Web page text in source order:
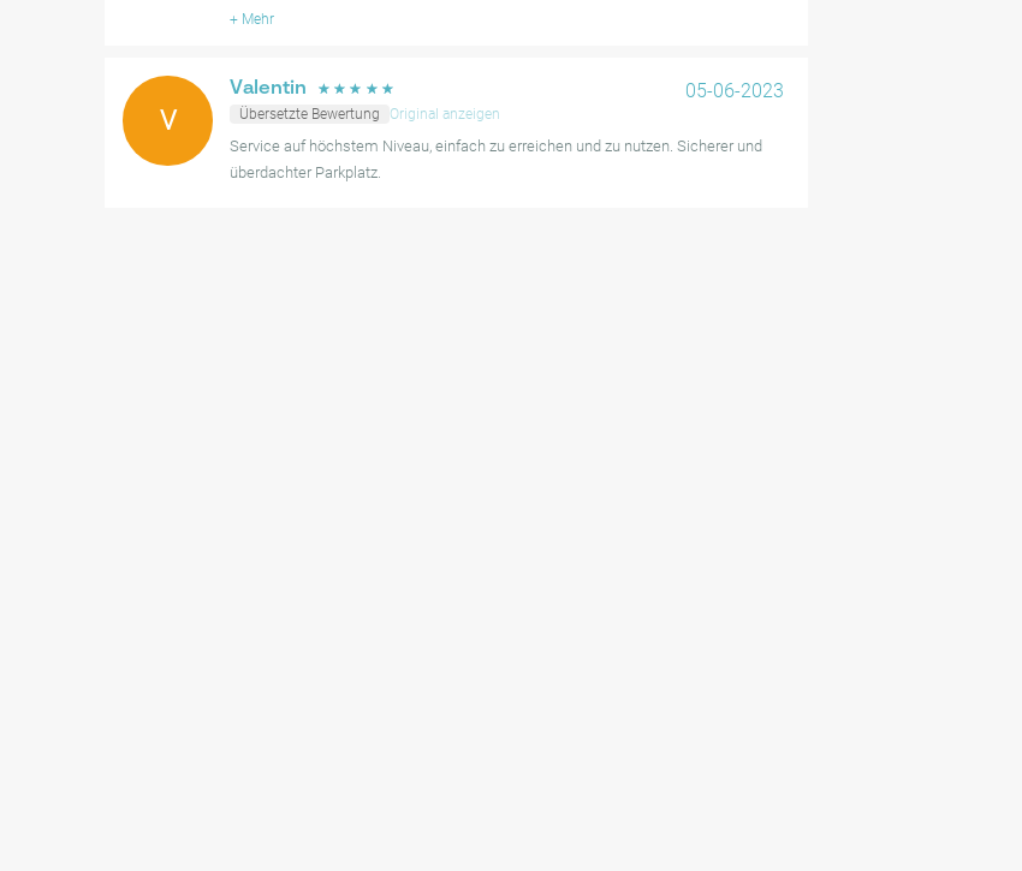
+ Mehr
V
Valentin ☆ ☆ ☆ ☆ ☆
Übersetzte Bewertung
Original anzeigen
Service auf höchstem Niveau, einfach zu erreichen und zu nutzen. Sicherer und
überdachter Parkplatz.
05-06-2023